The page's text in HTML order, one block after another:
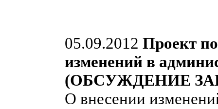
05.09.2012 Проект
изменений в
(ОБСУЖДЕНИЕ
О внесении